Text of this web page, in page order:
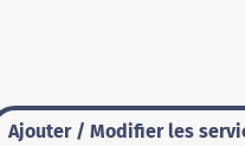
Ajouter / Modifier les